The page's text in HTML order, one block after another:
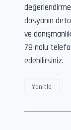
dosyanın
ve
78 nolu
edebilirsiniz.
Yanıtla